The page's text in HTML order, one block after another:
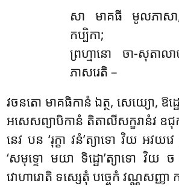
សា មាគធី មូលភាស
កប្បិកា;
ព្រហ្មានោ ចា-សុតាល
ភាសរេតិ –
វចនតោ មាគធិកានំ ឯត្ថ, សេយ្យោ, ឱដ្
អសេសព្យាបិកានំ តិតាលីសក្ខរានំវ ឧជុក
នេវ បន ‘រុក្ខា វនំ’ត្យាទោ វិយ អវយ
‘សមុទ្ទោ មយា ទិដ្ឋោ’ត្យាទោ វិយ
វោហារោតិ ទស្សេតុំ បច្ចេកំ វណ្ណសញ្ញា